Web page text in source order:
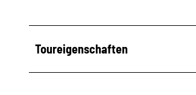
Toureigenschaften